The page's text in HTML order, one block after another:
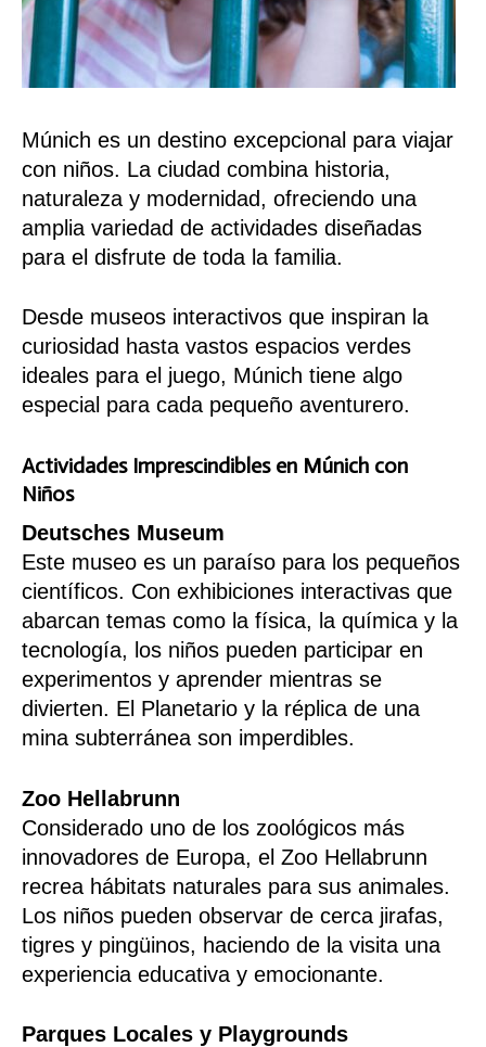
Múnich es un destino excepcional para viajar
con niños. La ciudad combina historia,
naturaleza y modernidad, ofreciendo una
amplia variedad de actividades diseñadas
para el disfrute de toda la familia.
Desde museos interactivos que inspiran la
curiosidad hasta vastos espacios verdes
ideales para el juego, Múnich tiene algo
especial para cada pequeño aventurero.
Actividades Imprescindibles en Múnich con
Niños
Deutsches Museum
Este museo es un paraíso para los pequeños
científicos. Con exhibiciones interactivas que
abarcan temas como la física, la química y la
tecnología, los niños pueden participar en
experimentos y aprender mientras se
divierten. El Planetario y la réplica de una
mina subterránea son imperdibles.
Zoo Hellabrunn
Considerado uno de los zoológicos más
innovadores de Europa, el Zoo Hellabrunn
recrea hábitats naturales para sus animales.
Los niños pueden observar de cerca jirafas,
tigres y pingüinos, haciendo de la visita una
experiencia educativa y emocionante.
Parques Locales y Playgrounds